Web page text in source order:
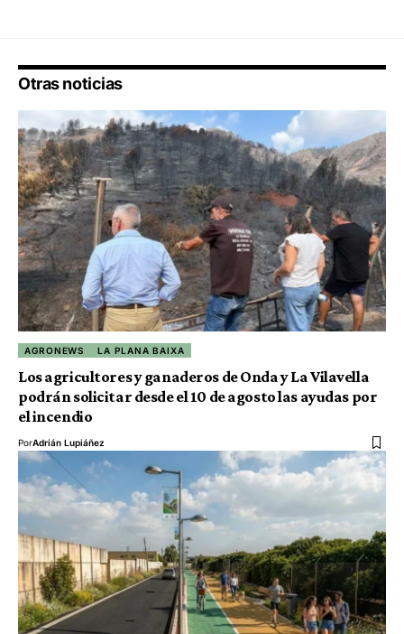
Otras noticias
AGRONEWS LA PLANA BAIXA
Los agricultores y ganaderos de Onda y La Vilavella
podrán solicitar desde el 10 de agosto las ayudas por
el incendio
PorAdrián Lupiáñez